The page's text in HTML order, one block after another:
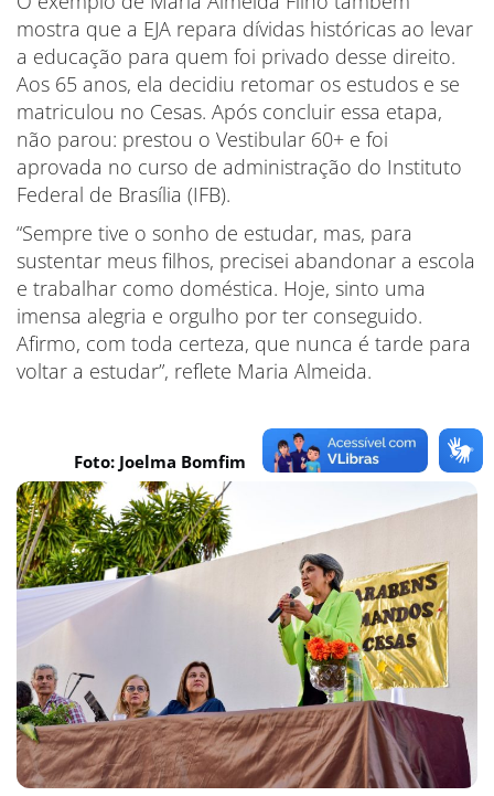
mostra que a EJA repara dívidas históricas ao levar
a educação para quem foi privado desse direito.
Aos 65 anos, ela decidiu retomar os estudos e se
matriculou no Cesas. Após concluir essa etapa,
não parou: prestou o Vestibular 60+ e foi
aprovada no curso de administração do Instituto
Federal de Brasília (IFB).
“Sempre tive o sonho de estudar, mas, para
sustentar meus filhos, precisei abandonar a escola
e trabalhar como doméstica. Hoje, sinto uma
imensa alegria e orgulho por ter conseguido.
Afirmo, com toda certeza, que nunca é tarde para
voltar a estudar”, reflete Maria Almeida.
Foto: Joelma Bomfim